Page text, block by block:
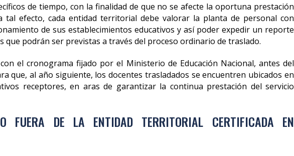
de tiempo, con la finalidad de que no se afecte la oportuna prestación
tal efecto, cada entidad territorial debe valorar la planta de personal con
de sus establecimientos educativos y así poder expedir un reporte
que podrán ser previstas a través del proceso ordinario de traslado.
el cronograma fijado por el Ministerio de Educación Nacional, antes del
que, al año siguiente, los docentes trasladados se encuentren ubicados en
receptores, en aras de garantizar la continua prestación del servicio
FUERA DE LA ENTIDAD TERRITORIAL CERTIFICADA EN